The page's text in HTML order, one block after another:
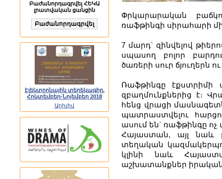
Բաժանորդագրվել ՀԵԿԱ
լրատվական ցանցին
Էլեկտրոնային տեղեկագիր.
Հոկտեմբեր-Նոյեմբեր 2018
Արխիվ
Փրկարարական
ռաֆթինգի սիրահարի
7 մարդ` զինվելով
սպասող բոլոր
ծառերի սուր ճյուղերն
Ռաֆթինգը էքստրիմի
զբաղմունքներից է։
հենց վրացի
պատրաստվելու
ասում են` ռաֆթինգը ոչ
Հայաստան, այլ նաև
տեղական
կլինի նաև
աշխատանքներ